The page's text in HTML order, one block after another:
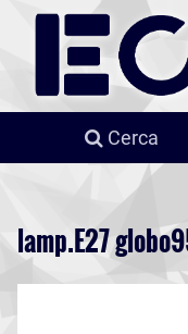
Cerca
lamp.E27